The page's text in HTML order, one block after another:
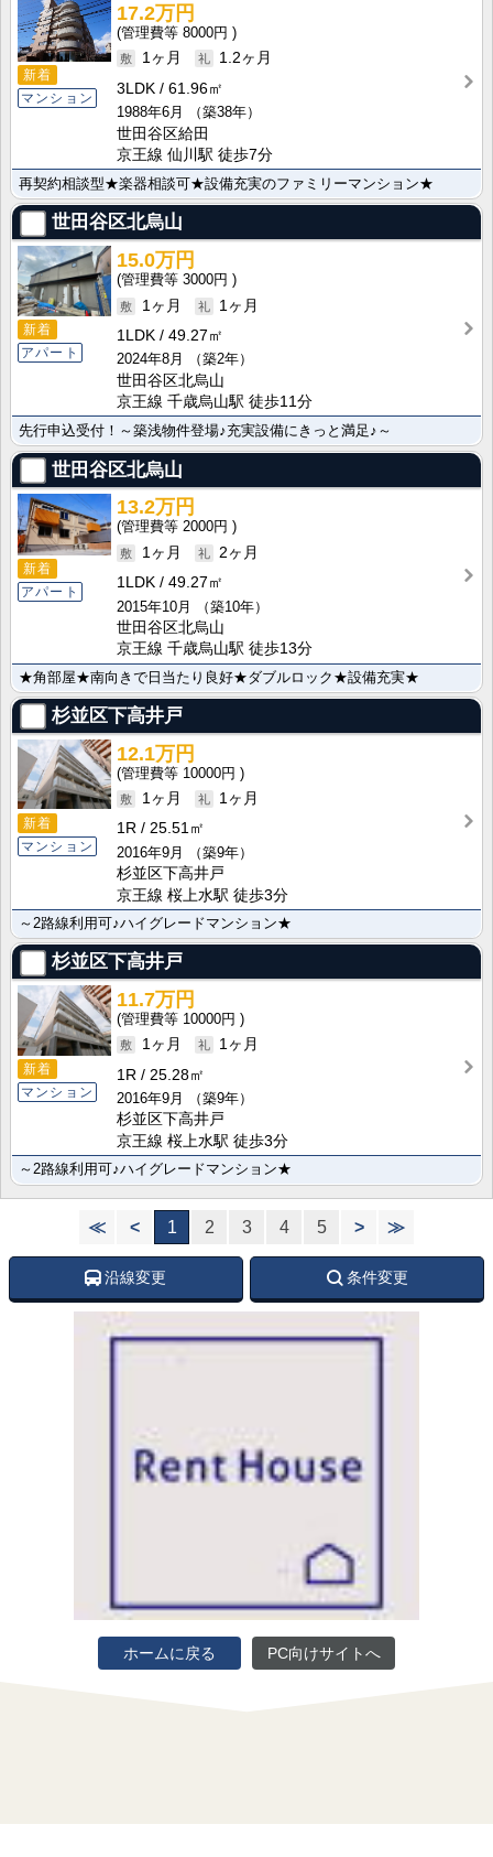
新着
マンション
17.2万円
8000円
1ヶ月
1.2ヶ月
3LDK
61.96㎡
1988年6月
（築38年）
世田谷区給田
京王線 仙川駅 徒歩7分
再契約相談型★楽器相談可★設備充実のファミリーマンション★
世田谷区北烏山
新着
アパート
15.0万円
3000円
1ヶ月
1ヶ月
1LDK
49.27㎡
2024年8月
（築2年）
世田谷区北烏山
京王線 千歳烏山駅 徒歩11分
先行申込受付！～築浅物件登場♪充実設備にきっと満足♪～
世田谷区北烏山
新着
アパート
13.2万円
2000円
1ヶ月
2ヶ月
1LDK
49.27㎡
2015年10月
（築10年）
世田谷区北烏山
京王線 千歳烏山駅 徒歩13分
★角部屋★南向きで日当たり良好★ダブルロック★設備充実★
杉並区下高井戸
新着
マンション
12.1万円
10000円
1ヶ月
1ヶ月
1R
25.51㎡
2016年9月
（築9年）
杉並区下高井戸
京王線 桜上水駅 徒歩3分
～2路線利用可♪ハイグレードマンション★
杉並区下高井戸
新着
マンション
11.7万円
10000円
1ヶ月
1ヶ月
1R
25.28㎡
2016年9月
（築9年）
杉並区下高井戸
京王線 桜上水駅 徒歩3分
～2路線利用可♪ハイグレードマンション★
≪ < 1 2 3 4 5 > ≫
沿線変更 条件変更
ホームに戻る PC向けサイトへ